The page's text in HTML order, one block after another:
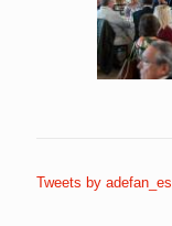
Tweets by adefan_es